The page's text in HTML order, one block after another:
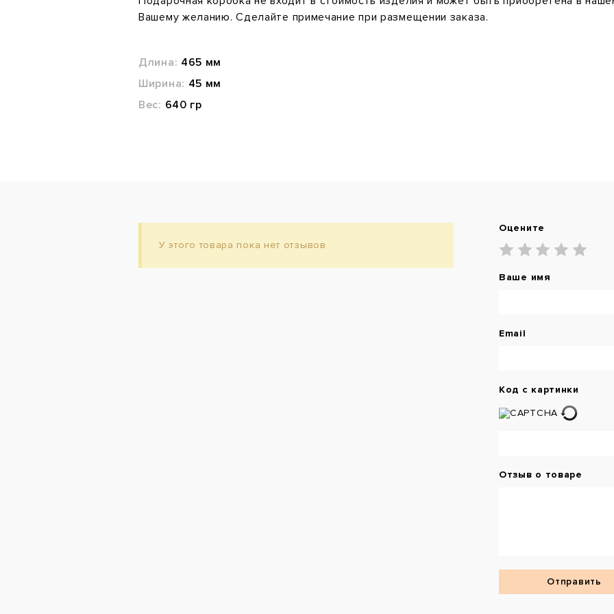
Вашему желанию.Сделайте примечание при размещении заказа.
Длина: 465 мм
Ширина: 45 мм
Вес: 640 гр
У этого товара пока нет отзывов
Оцените
Ваше имя
Email
Код с картинки
Отзыв о товаре